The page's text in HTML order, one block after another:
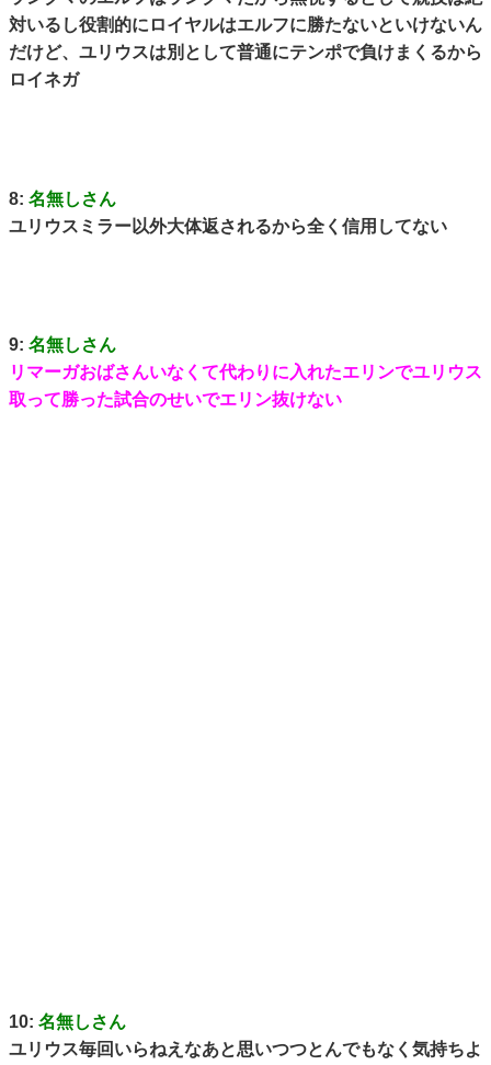
対いるし役割的にロイヤルはエルフに勝たないといけないん
だけど、ユリウスは別として普通にテンポで負けまくるから
ロイネガ
8: 名無しさん
ユリウスミラー以外大体返されるから全く信用してない
9: 名無しさん
リマーガおばさんいなくて代わりに入れたエリンでユリウス
取って勝った試合のせいでエリン抜けない
10: 名無しさん
ユリウス毎回いらねえなあと思いつつとんでもなく気持ちよ